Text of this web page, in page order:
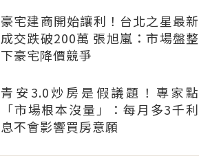
豪宅建商開始讓利！台北之星最新
成交跌破200萬 張旭嵐：市場盤整
下豪宅降價競爭
青安3.0炒房是假議題！專家點
「市場根本沒量」：每月多3千利
息不會影響買房意願